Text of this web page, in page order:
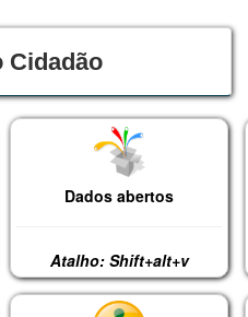
Cidadão
Dados abertos
Atalho: Shift+alt+v